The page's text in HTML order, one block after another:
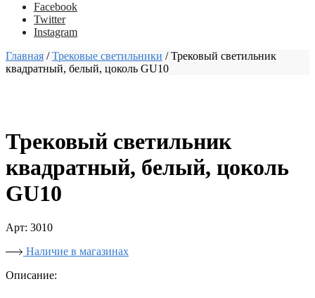
Facebook
Twitter
Instagram
Главная /Трековые светильники /Трековый светильник
квадратный, белый, цоколь GU10
Трековый светильник
квадратный, белый, цоколь
GU10
Арт: 3010
Наличие в магазинах
Описание: